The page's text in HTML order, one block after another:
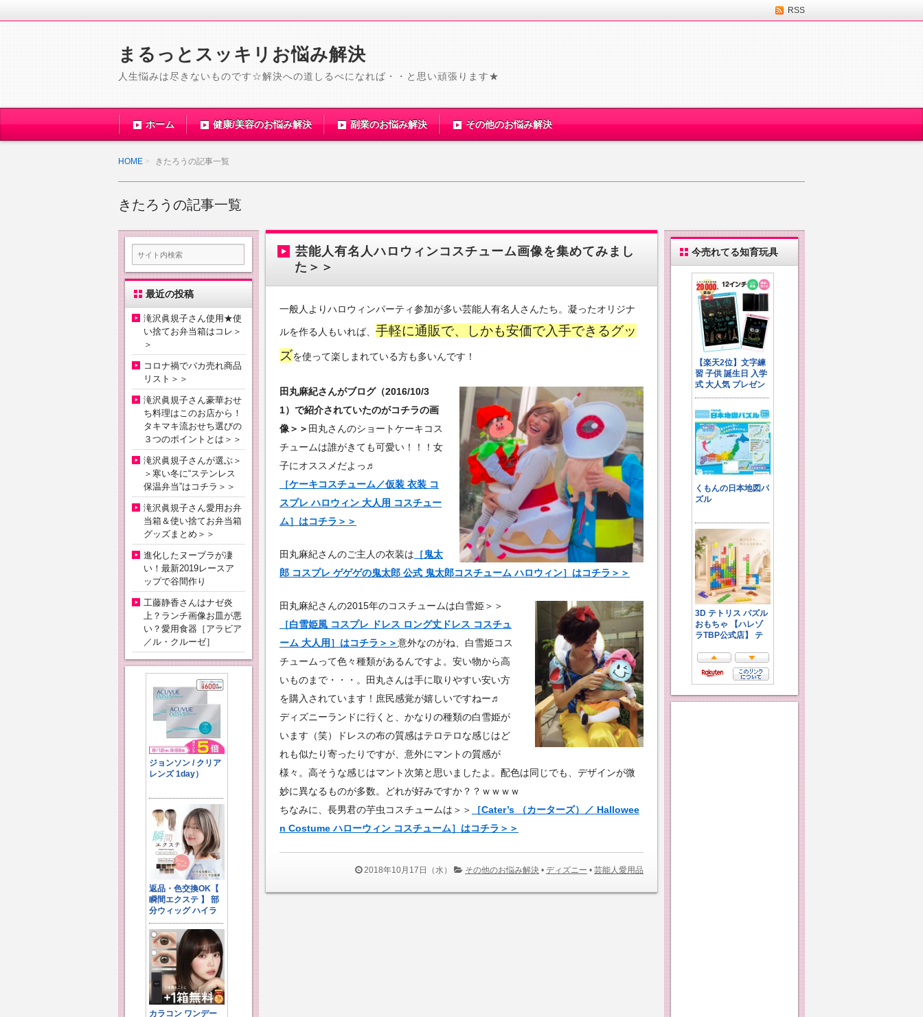
RSS
まるっとスッキリお悩み解決
人生悩みは尽きないものです☆解決への道しるべになれば・・と思い頑張ります★
ホーム 健康/美容のお悩み解決 副業のお悩み解決 その他のお悩み解決
HOME きたろうの記事一覧
きたろうの記事一覧
芸能人有名人ハロウィンコスチューム画像を集めてみまし
た＞＞
一般人よりハロウィンパーティ参加が多い芸能人有名人さんたち。凝ったオリジナ
ルを作る人もいれば、 手軽に通販で、しかも安価で入手できるグッ
ズを使って楽しまれている方も多いんです！
田丸麻紀さんがブログ（2016/10/3
1）で紹介されていたのがコチラの画
像＞＞ 田丸さんのショートケーキコス
チュームは誰がきても可愛い！！！女
子にオススメだよっ♬
［ケーキコスチューム／仮装 衣装 コ
スプレ ハロウィン 大人用 コスチュー
ム］はコチラ＞＞
田丸麻紀さんのご主人の衣装は ［鬼太
郎 コスプレ ゲゲゲの鬼太郎 公式 鬼太郎コスチューム ハロウィン］はコチラ＞＞
田丸麻紀さんの2015年のコスチュームは白雪姫＞＞
［白雪姫風 コスプレ ドレス ロング丈ドレス コスチュ
ーム 大人用］はコチラ＞＞意外なのがね、白雪姫コス
チュームって色々種類があるんですよ。安い物から高
いものまで・・・。田丸さんは手に取りやすい安い方
を購入されています！庶民感覚が嬉しいですねー♬
ディズニーランドに行くと、かなりの種類の白雪姫が
います（笑）ドレスの布の質感はテロテロな感じはど
れも似たり寄ったりですが、意外にマントの質感が
様々。高そうな感じはマント次第と思いましたよ。配色は同じでも、デザインが微
妙に異なるものが多数。どれが好みですか？？ｗｗｗｗ
ちなみに、長男君の芋虫コスチュームは＞＞
［Cater’s （カーターズ）／ Hallowee
n Costume ハローウィン コスチューム］はコチラ＞＞
2018年10月17日（水） その他のお悩み解決 • ディズニー • 芸能人愛用品
最近の投稿
滝沢眞規子さん使用★使
い捨てお弁当箱はコレ＞
＞
コロナ禍でバカ売れ商品
リスト＞＞
滝沢眞規子さん豪華おせ
ち料理はこのお店から！
タキマキ流おせち選びの
３つのポイントとは＞＞
滝沢眞規子さんが選ぶ＞
＞寒い冬に“ステンレス
保温弁当”はコチラ＞＞
滝沢眞規子さん愛用お弁
当箱＆使い捨てお弁当箱
グッズまとめ＞＞
進化したヌーブラが凄
い！最新2019レースア
ップで谷間作り
工藤静香さんはナゼ炎
上？ランチ画像お皿が悪
い？愛用食器［アラビア
／ル・クルーゼ］
今売れてる知育玩具